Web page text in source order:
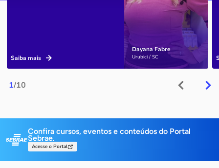
1/10
Dayana Fabre
Urubici / SC
Saiba mais
Confira cursos, eventos e conteúdos do Portal
Sebrae.
Acesse o Portal